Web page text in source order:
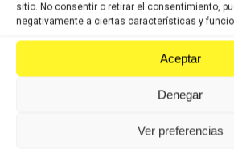
sitio. No consentir o retirar el consentimiento,
negativamente a ciertas características y
Aceptar
Denegar
Ver preferencias
Le atenderemos con mucho gusto dentro de